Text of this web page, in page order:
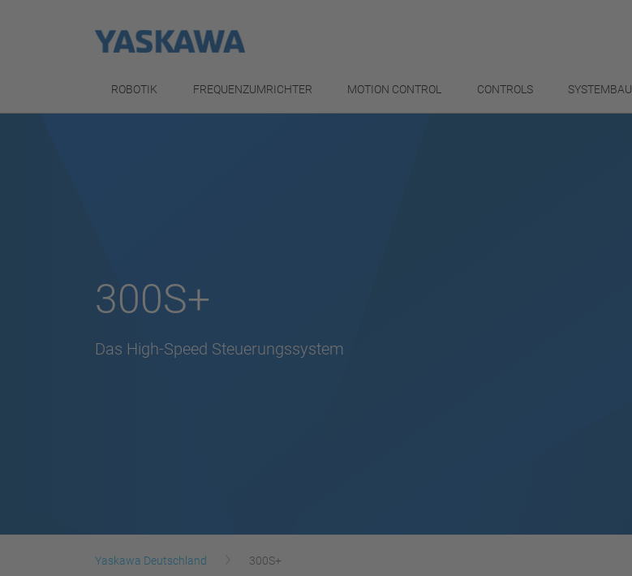
ROBOTIK FREQUENZUMRICHTER MOTION CONTROL CONTROLS SYSTEMBAU
300S+
Das High-Speed Steuerungssystem
Yaskawa Deutschland 300S+